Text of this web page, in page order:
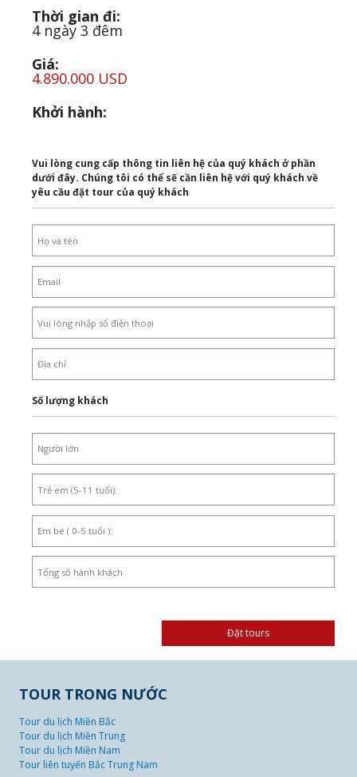
Thời gian đi:
4 ngày 3 đêm
Giá:
4.890.000 USD
Khởi hành:
Vui lòng cung cấp thông tin liên hệ của quý khách ở phần
dưới đây. Chúng tôi có thể sẽ cần liên hệ với quý khách về
yêu cầu đặt tour của quý khách
Số lượng khách
TOUR TRONG NƯỚC
Tour du lịch Miền Bắc
Tour du lịch Miền Trung
Tour du lịch Miền Nam
Tour liên tuyến Bắc Trung Nam